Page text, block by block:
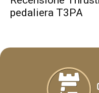
pedaliera T3PA